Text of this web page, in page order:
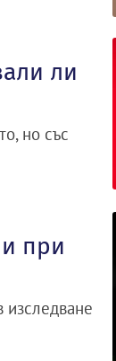
ли
но със
при
изследване